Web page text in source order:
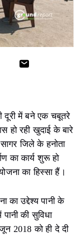
दूरी में बने एक चबूतरे
रही खुदाई के बारे
जिले के हनोता
का कार्य शुरू हो
का हिस्सा हैं।
का उद्देश्य पानी के
की सुविधा
2018 को ही दे दी